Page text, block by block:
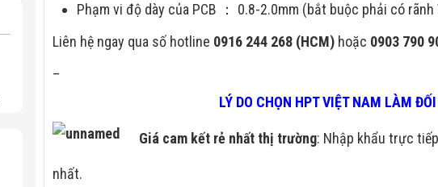
Phạm vi độ dày của PCB ： 0.8-2.0mm (bắt buộc phải có rãnh
Liên hệ ngay qua số hotline 0916 244 268 (HCM) hoặc 0903 790
–
LÝ DO CHỌN HPT VIỆT NAM LÀM
Giá cam kết rẻ nhất thị trường: Nhập khẩu trực
nhất.